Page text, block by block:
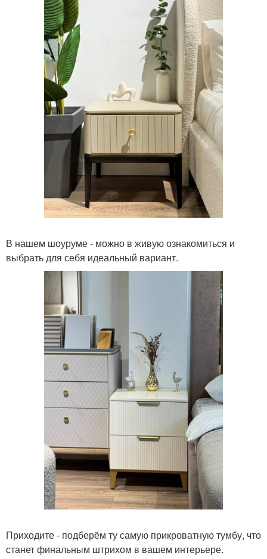
В нашем шоуруме - можно в живую ознакомиться и
выбрать для себя идеальный вариант.
Приходите - подберём ту самую прикроватную тумбу, что
станет финальным штрихом в вашем интерьере.